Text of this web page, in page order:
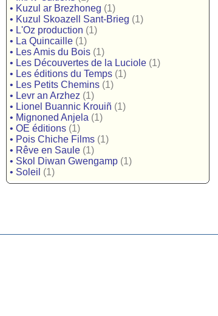
• Kuzul ar Brezhoneg (1)
• Kuzul Skoazell Sant-Brieg (1)
• L'Oz production (1)
• La Quincaille (1)
• Les Amis du Bois (1)
• Les Découvertes de la Luciole (1)
• Les éditions du Temps (1)
• Les Petits Chemins (1)
• Levr an Arzhez (1)
• Lionel Buannic Krouiñ (1)
• Mignoned Anjela (1)
• OE éditions (1)
• Pois Chiche Films (1)
• Rêve en Saule (1)
• Skol Diwan Gwengamp (1)
• Soleil (1)